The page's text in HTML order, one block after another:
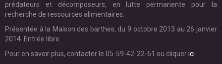
prédateurs et décomposeurs, en lutte permanente pour la
recherche de ressources alimentaires.
Présentée à la Maison des barthes, du 9 octobre 2013 au 26 janvier
2014. Entrée libre.
Pour en savoir plus, contacter le 05-59-42-22-61 ou cliquerici